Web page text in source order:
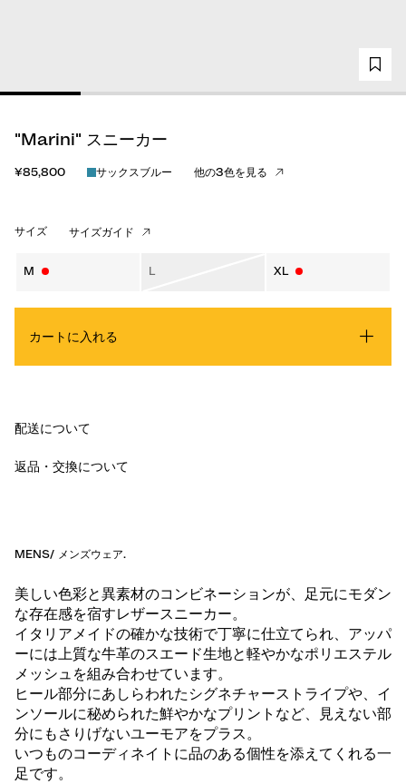
"Marini" スニーカー
¥85,800 サックスブルー 他の3色を見る
サイズ サイズガイド
M L XL
カートに入れる
配送について
返品・交換について
MENS/ メンズウェア.
美しい色彩と異素材のコンビネーションが、足元にモダン
な存在感を宿すレザースニーカー。
イタリアメイドの確かな技術で丁寧に仕立てられ、アッパ
ーには上質な牛革のスエード生地と軽やかなポリエステル
メッシュを組み合わせています。
ヒール部分にあしらわれたシグネチャーストライプや、イ
ンソールに秘められた鮮やかなプリントなど、見えない部
分にもさりげないユーモアをプラス。
いつものコーディネイトに品のある個性を添えてくれる一
足です。